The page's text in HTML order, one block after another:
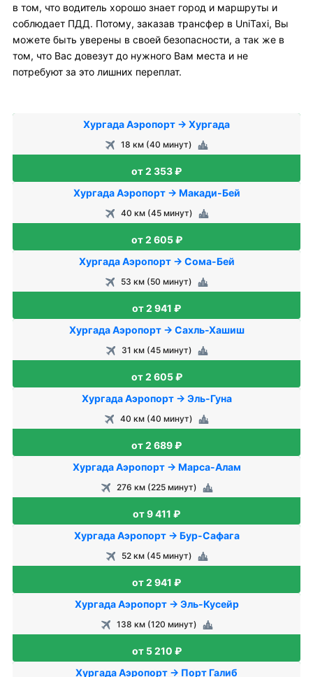
в том, что водитель хорошо знает город и маршруты и
соблюдает ПДД. Потому, заказав трансфер в UniTaxi, Вы
можете быть уверены в своей безопасности, а так же в
том, что Вас довезут до нужного Вам места и не
потребуют за это лишних переплат.
Хургада Аэропорт → Хургада
18 км (40 минут)
от 2 353 ₽
Хургада Аэропорт → Макади-Бей
40 км (45 минут)
от 2 605 ₽
Хургада Аэропорт → Сома-Бей
53 км (50 минут)
от 2 941 ₽
Хургада Аэропорт → Сахль-Хашиш
31 км (45 минут)
от 2 605 ₽
Хургада Аэропорт → Эль-Гуна
40 км (40 минут)
от 2 689 ₽
Хургада Аэропорт → Марса-Алам
276 км (225 минут)
от 9 411 ₽
Хургада Аэропорт → Бур-Сафага
52 км (45 минут)
от 2 941 ₽
Хургада Аэропорт → Эль-Кусейр
138 км (120 минут)
от 5 210 ₽
Хургада Аэропорт → Порт Галиб